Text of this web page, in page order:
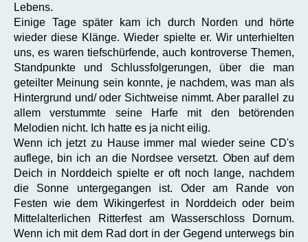
Lebens.
Einige Tage später kam ich durch Norden und hörte
wieder diese Klänge. Wieder spielte er. Wir unterhielten
uns, es waren tiefschürfende, auch kontroverse Themen,
Standpunkte und Schlussfolgerungen, über die man
geteilter Meinung sein konnte, je nachdem, was man als
Hintergrund und/ oder Sichtweise nimmt. Aber parallel zu
allem verstummte seine Harfe mit den betörenden
Melodien nicht. Ich hatte es ja nicht eilig.
Wenn ich jetzt zu Hause immer mal wieder seine CD's
auflege, bin ich an die Nordsee versetzt. Oben auf dem
Deich in Norddeich spielte er oft noch lange, nachdem
die Sonne untergegangen ist. Oder am Rande von
Festen wie dem Wikingerfest in Norddeich oder beim
Mittelalterlichen Ritterfest am Wasserschloss Dornum.
Wenn ich mit dem Rad dort in der Gegend unterwegs bin